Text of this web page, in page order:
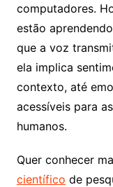
computadores.
estão
que a voz
ela implica
contexto, até
acessíveis para
humanos.
Quer conhecer
científico de